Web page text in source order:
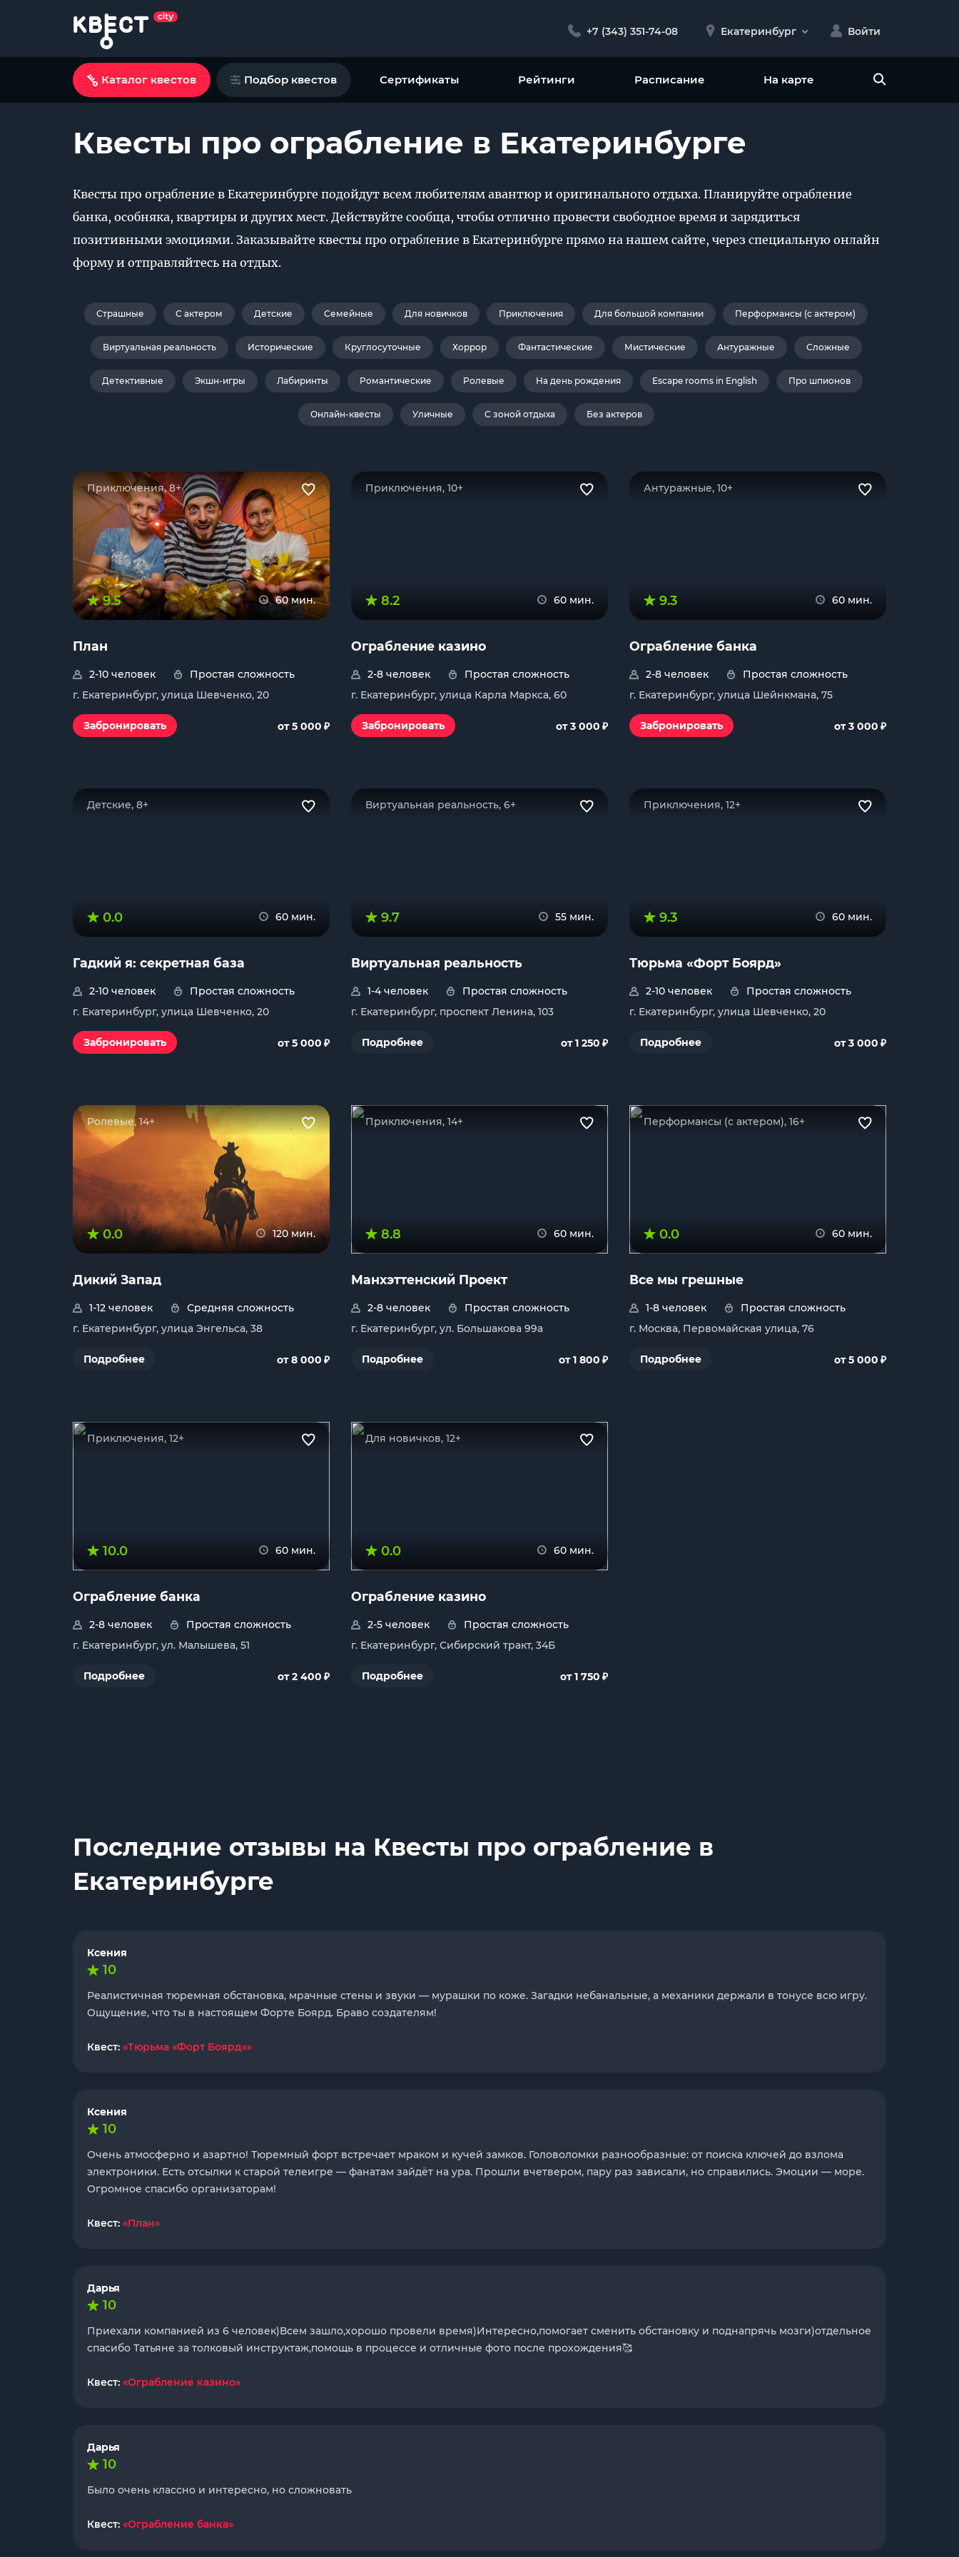
+7 (343) 351-74-08 Екатеринбург Войти
Каталог квестов Подбор квестов Сертификаты Рейтинги Расписание На карте
Квесты про ограбление в Екатеринбурге
Квесты про ограбление в Екатеринбурге подойдут всем любителям авантюр и оригинального отдыха. Планируйте ограбление
банка, особняка, квартиры и других мест. Действуйте сообща, чтобы отлично провести свободное время и зарядиться
позитивными эмоциями. Заказывайте квесты про ограбление в Екатеринбурге прямо на нашем сайте, через специальную онлайн
форму и отправляйтесь на отдых.
Страшные С актером Детские Семейные Для новичков Приключения Для большой компании Перформансы (с актером)
Виртуальная реальность Исторические Круглосуточные Хоррор Фантастические Мистические Антуражные Сложные
Детективные Экшн-игры Лабиринты Романтические Ролевые На день рождения Escape rooms in English Про шпионов
Онлайн-квесты Уличные С зоной отдыха Без актеров
Приключения, 8+
9.5 60 мин.
План
2-10 человек
Простая сложность
г. Екатеринбург, улица Шевченко, 20
Забронировать от 5 000 ₽
Приключения, 10+
8.2 60 мин.
Ограбление казино
2-8 человек
Простая сложность
г. Екатеринбург, улица Карла Маркса, 60
Забронировать от 3 000 ₽
Антуражные, 10+
9.3 60 мин.
Ограбление банка
2-8 человек
Простая сложность
г. Екатеринбург, улица Шейнкмана, 75
Забронировать от 3 000 ₽
Детские, 8+
0.0 60 мин.
Гадкий я: секретная база
2-10 человек
Простая сложность
г. Екатеринбург, улица Шевченко, 20
Забронировать от 5 000 ₽
Виртуальная реальность, 6+
9.7 55 мин.
Виртуальная реальность
1-4 человек
Простая сложность
г. Екатеринбург, проспект Ленина, 103
Подробнее от 1 250 ₽
Приключения, 12+
9.3 60 мин.
Тюрьма «Форт Боярд»
2-10 человек
Простая сложность
г. Екатеринбург, улица Шевченко, 20
Подробнее от 3 000 ₽
Ролевые, 14+
0.0 120 мин.
Дикий Запад
1-12 человек
Средняя сложность
г. Екатеринбург, улица Энгельса, 38
Подробнее от 8 000 ₽
Приключения, 14+
8.8 60 мин.
Манхэттенский Проект
2-8 человек
Простая сложность
г. Екатеринбург, ул. Большакова 99а
Подробнее от 1 800 ₽
Перформансы (с актером), 16+
0.0 60 мин.
Все мы грешные
1-8 человек
Простая сложность
г. Москва, Первомайская улица, 76
Подробнее от 5 000 ₽
Приключения, 12+
10.0 60 мин.
Ограбление банка
2-8 человек
Простая сложность
г. Екатеринбург, ул. Малышева, 51
Подробнее от 2 400 ₽
Для новичков, 12+
0.0 60 мин.
Ограбление казино
2-5 человек
Простая сложность
г. Екатеринбург, Сибирский тракт, 34Б
Подробнее от 1 750 ₽
Последние отзывы на Квесты про ограбление в
Екатеринбурге
Ксения
10
Реалистичная тюремная обстановка, мрачные стены и звуки — мурашки по коже. Загадки небанальные, а механики держали в тонусе всю игру.
Ощущение, что ты в настоящем Форте Боярд. Браво создателям!
Квест: «Тюрьма «Форт Боярд»»
Ксения
10
Очень атмосферно и азартно! Тюремный форт встречает мраком и кучей замков. Головоломки разнообразные: от поиска ключей до взлома
электроники. Есть отсылки к старой телеигре — фанатам зайдёт на ура. Прошли вчетвером, пару раз зависали, но справились. Эмоции — море.
Огромное спасибо организаторам!
Квест: «План»
Дарья
10
Приехали компанией из 6 человек)Всем зашло,хорошо провели время)Интересно,помогает сменить обстановку и поднапрячь мозги)отдельное
спасибо Татьяне за толковый инструктаж,помощь в процессе и отличные фото после прохождения🥰
Квест: «Ограбление казино»
Дарья
10
Было очень классно и интересно, но сложновать
Квест: «Ограбление банка»